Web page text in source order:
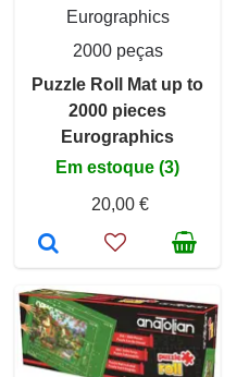
Eurographics
2000 peças
Puzzle Roll Mat up to
2000 pieces
Eurographics
Em estoque (3)
20,00 €